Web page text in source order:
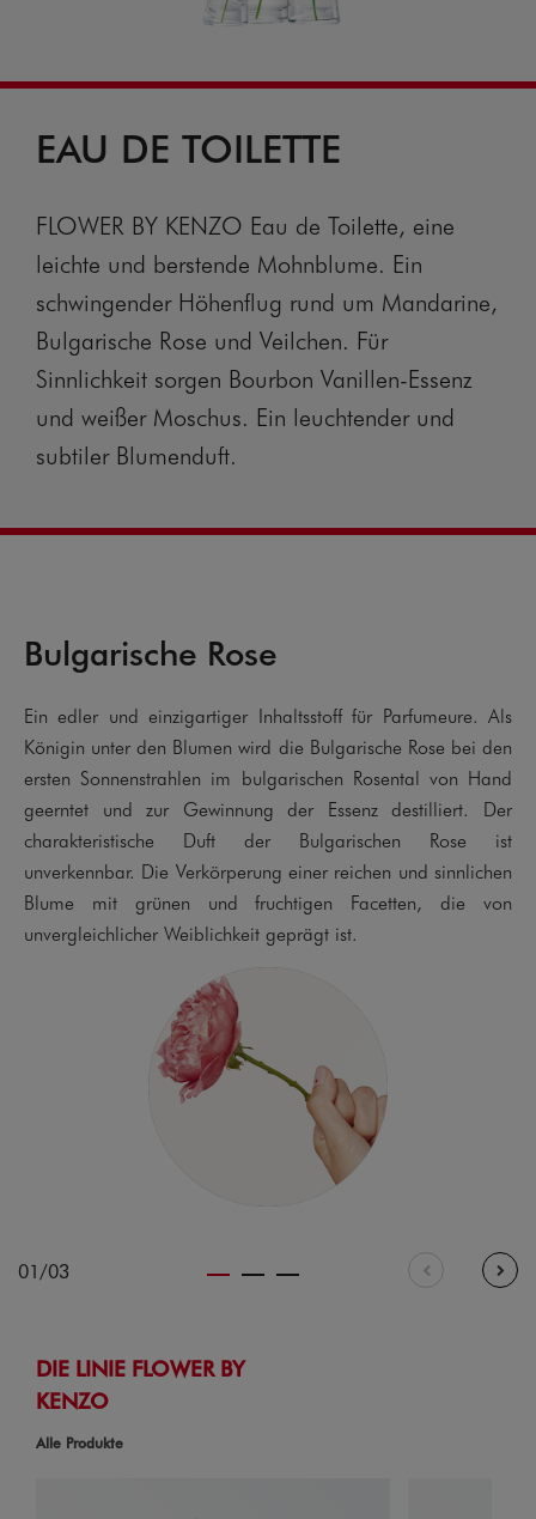
EAU DE TOILETTE
FLOWER BY KENZO Eau de Toilette, eine
leichte und berstende Mohnblume. Ein
schwingender Höhenflug rund um Mandarine,
Bulgarische Rose und Veilchen. Für
Sinnlichkeit sorgen Bourbon Vanillen-Essenz
und weißer Moschus. Ein leuchtender und
subtiler Blumenduft.
Bulgarische Rose
Ein edler und einzigartiger Inhaltsstoff für Parfumeure. Als
Königin unter den Blumen wird die Bulgarische Rose bei den
ersten Sonnenstrahlen im bulgarischen Rosental von Hand
geerntet und zur Gewinnung der Essenz destilliert. Der
charakteristische Duft der Bulgarischen Rose ist
unverkennbar. Die Verkörperung einer reichen und sinnlichen
Blume mit grünen und fruchtigen Facetten, die von
unvergleichlicher Weiblichkeit geprägt ist.
01/03
DIE LINIE FLOWER BY
KENZO
Alle Produkte